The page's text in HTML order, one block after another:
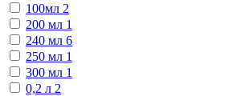
100мл 2
200 мл 1
240 мл 6
250 мл 1
300 мл 1
0,2 л 2